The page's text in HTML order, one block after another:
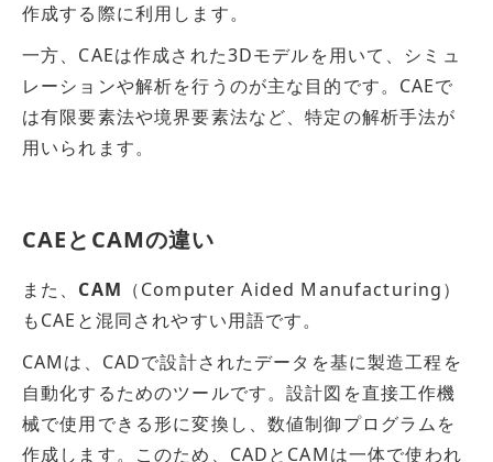
作成する際に利用します。
一方、CAEは作成された3Dモデルを用いて、シミュ
レーションや解析を行うのが主な目的です。CAEで
は有限要素法や境界要素法など、特定の解析手法が
用いられます。
CAEとCAMの違い
また、 CAM （Computer Aided Manufacturing）
もCAEと混同されやすい用語です。
CAMは、CADで設計されたデータを基に製造工程を
自動化するためのツールです。設計図を直接工作機
械で使用できる形に変換し、数値制御プログラムを
作成します。 このため、CADとCAMは一体で使われ